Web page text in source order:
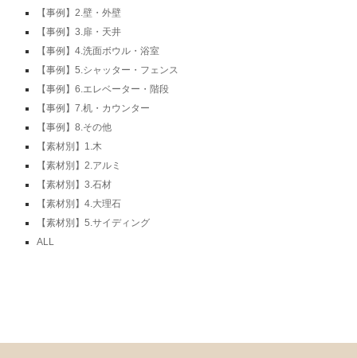
【事例】2.壁・外壁
【事例】3.扉・天井
【事例】4.洗面ボウル・浴室
【事例】5.シャッター・フェンス
【事例】6.エレベーター・階段
【事例】7.机・カウンター
【事例】8.その他
【素材別】1.木
【素材別】2.アルミ
【素材別】3.石材
【素材別】4.大理石
【素材別】5.サイディング
ALL